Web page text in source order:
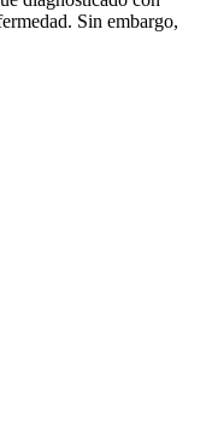
Sin embargo,